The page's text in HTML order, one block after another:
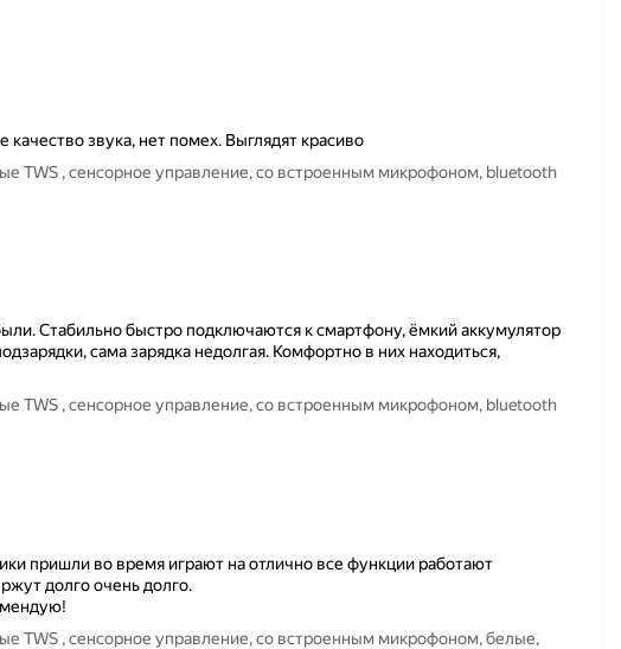
звука, нет помех. Выглядят красиво
TWS , сенсорное управление, со встроенным микрофоном, bluetooth
Стабильно быстро подключаются к смартфону, ёмкий аккумулятор
сама зарядка недолгая. Комфортно в них находиться,
TWS , сенсорное управление, со встроенным микрофоном, bluetooth
пришли во время играют на отлично все функции работают
долго очень долго.
TWS , сенсорное управление, со встроенным микрофоном, белые,